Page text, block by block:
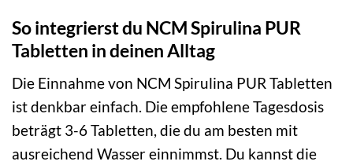
So integrierst du NCM Spirulina PUR
Tabletten in deinen Alltag
Die Einnahme von NCM Spirulina PUR Tabletten
ist denkbar einfach. Die empfohlene Tagesdosis
beträgt 3-6 Tabletten, die du am besten mit
ausreichend Wasser einnimmst. Du kannst die